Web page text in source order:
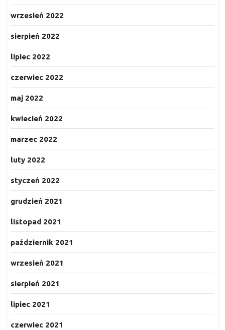
wrzesień 2022
sierpień 2022
lipiec 2022
czerwiec 2022
maj 2022
kwiecień 2022
marzec 2022
luty 2022
styczeń 2022
grudzień 2021
listopad 2021
październik 2021
wrzesień 2021
sierpień 2021
lipiec 2021
czerwiec 2021